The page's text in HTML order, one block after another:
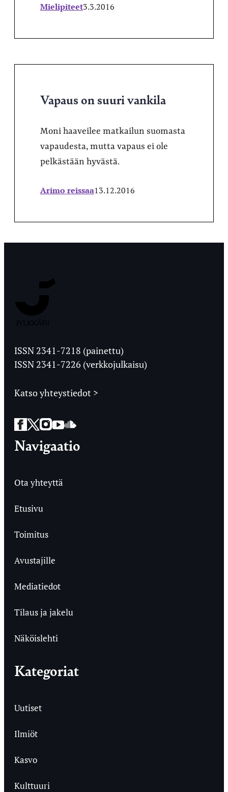
Mielipiteet3.3.2016
Vapaus on suuri vankila
Moni haaveilee matkailun suomasta
vapaudesta, mutta vapaus ei ole
pelkästään hyvästä.
Arimo reissaa13.12.2016
Ylioppilaslehti
ISSN 2341-7218 (painettu)
ISSN 2341-7226 (verkkojulkaisu)
Katso yhteystiedot >
Facebook
Twitter
Instagram
YouTube
SoundCloud
Navigaatio
Ota yhteyttä
Etusivu
Toimitus
Avustajille
Mediatiedot
Tilaus ja jakelu
Näköislehti
Kategoriat
Uutiset
Ilmiöt
Kasvo
Kulttuuri